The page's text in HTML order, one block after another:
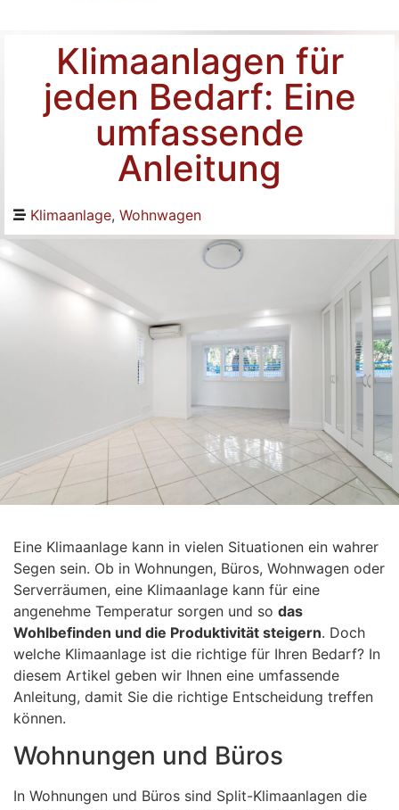
Klimaanlagen für
jeden Bedarf: Eine
umfassende
Anleitung
Klimaanlage, Wohnwagen
Eine Klimaanlage kann in vielen Situationen ein wahrer
Segen sein. Ob in Wohnungen, Büros, Wohnwagen oder
Serverräumen, eine Klimaanlage kann für eine
angenehme Temperatur sorgen und so das
Wohlbefinden und die Produktivität steigern. Doch
welche Klimaanlage ist die richtige für Ihren Bedarf? In
diesem Artikel geben wir Ihnen eine umfassende
Anleitung, damit Sie die richtige Entscheidung treffen
können.
Wohnungen und Büros
In Wohnungen und Büros sind Split-Klimaanlagen die